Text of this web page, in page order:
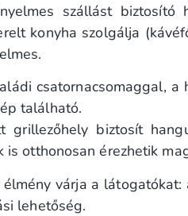
szállást biztosító
konyha szolgálja
csatornacsomaggal,
található.
grillezőhely biztosít
is otthonosan érezhetik
várja a
lehetőség.